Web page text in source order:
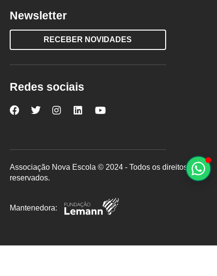
Newsletter
RECEBER NOVIDADES
Redes sociais
Nova
Facebook
Nova
Twitter
Nova
Instagram
Nova
LinkedInYouTube
Associação Nova Escola © 2024 - Todos os direitos
reservados.
Mantenedora: